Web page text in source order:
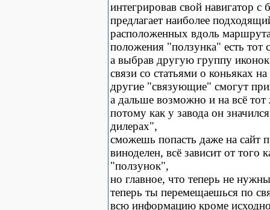
интегрировав свой навигатор
предлагает наиболее
расположенных вдоль
положения "ползунка" есть тот
а выбрав другую группу
связи со статьями о коньяках
другие "связующие" смогут
а дальше возможно и на всё
потому как у завода он
дилерах",
сможешь попасть даже на сайт
виноделен, всё зависит от
"ползунок",
но главное, что теперь не
теперь ты перемещаешься по
всю информацию кроме